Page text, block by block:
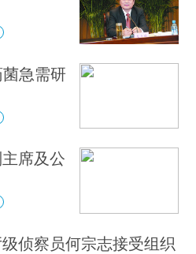
急需研
席及公
侦察员何宗志接受组织